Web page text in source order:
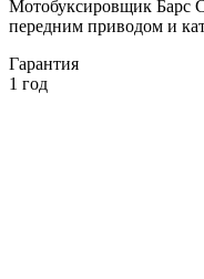
Мотобуксировщик Барс
передним приводом и
Гарантия
1 год